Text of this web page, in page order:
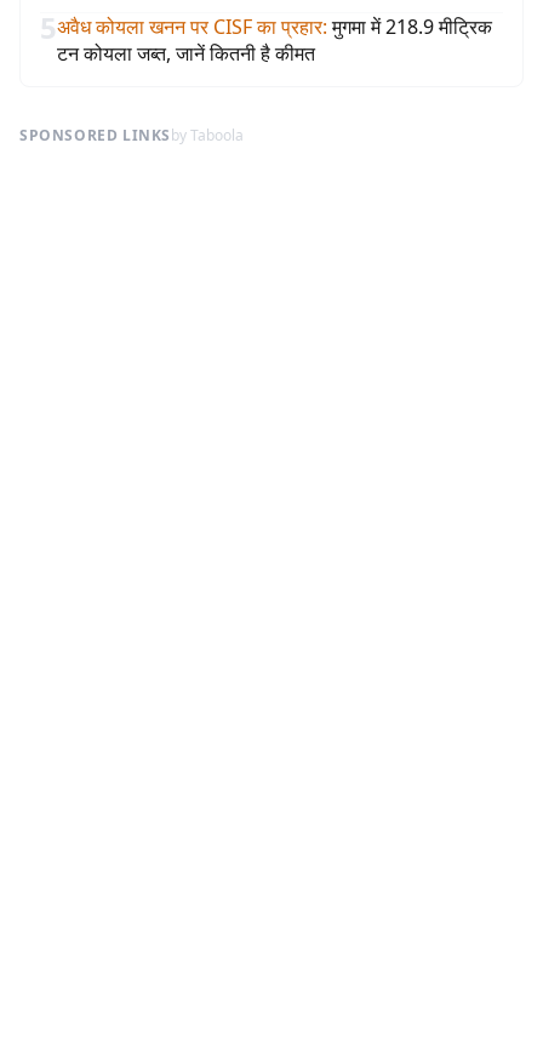
5अवैध कोयला खनन पर CISF का प्रहार: मुगमा में 218.9 मीट्रिक
टन कोयला जब्त, जानें कितनी है कीमत
SPONSORED LINKSby Taboola